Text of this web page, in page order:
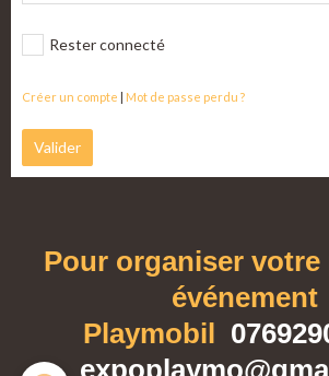
Rester connecté
Créer un compte Mot de passe perdu ?
Valider
Pour organiser
événement
Playmobil